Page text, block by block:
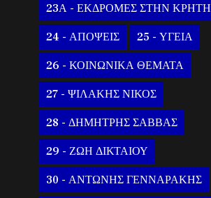
23Α - ΕΚΔΡΟΜΕΣ ΣΤΗΝ ΚΡΗΤΗ
24 - ΑΠΟΨΕΙΣ 25 - ΥΓΕΙΑ
26 - ΚΟΙΝΩΝΙΚΑ ΘΕΜΑΤΑ
27 - ΨΙΛΑΚΗΣ ΝΙΚΟΣ
28 - ΔΗΜΗΤΡΗΣ ΣΑΒΒΑΣ
29 - ΖΩΗ ΔΙΚΤΑΙΟΥ
30 - ΑΝΤΩΝΗΣ ΓΕΝΝΑΡΑΚΗΣ